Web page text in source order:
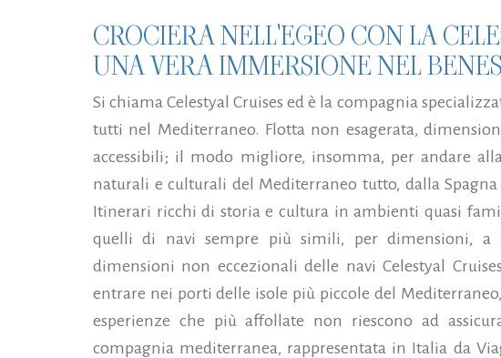
CROCIERA NELL'EGEO CON LA
UNA VERA IMMERSIONE NEL
Si chiama Celestyal Cruises ed è la compagnia
tutti nel Mediterraneo. Flotta non esagerata,
accessibili; il modo migliore, insomma, per andare
naturali e culturali del Mediterraneo tutto, dalla Spagna
Itinerari ricchi di storia e cultura in ambienti quasi
quelli di navi sempre più simili, per dimensioni, a
dimensioni non eccezionali delle navi Celestyal
entrare nei porti delle isole più piccole del
esperienze che più affollate non riescono ad
compagnia mediterranea, rappresentata in Italia da